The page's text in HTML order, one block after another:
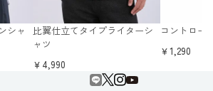
シャ
比翼仕立てタイプライターシ
ャツ
￥4,990
コントロー
￥1,290